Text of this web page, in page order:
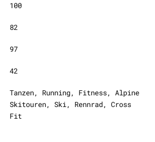
100
82
97
42
Tanzen, Running, Fitness, Alpine
Skitouren, Ski, Rennrad, Cross
Fit